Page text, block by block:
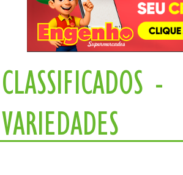
CLASSIFICADOS -
VARIEDADES